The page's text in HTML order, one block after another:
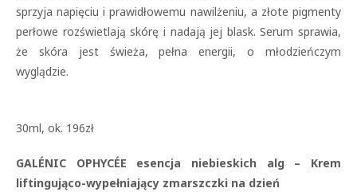
sprzyja napięciu i prawidłowemu nawilżeniu, a złote pigmenty
perłowe rozświetlają skórę i nadają jej blask. Serum sprawia,
że skóra jest świeża, pełna energii, o młodzieńczym
wyglądzie.
30ml, ok. 196zł
GALÉNIC OPHYCÉE esencja niebieskich alg – Krem
liftingująco-wypełniający zmarszczki na dzień